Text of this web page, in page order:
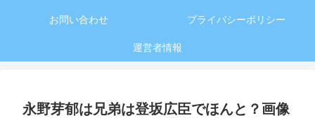
お問い合わせ プライバシーポリシー
運営者情報
永野芽郁は兄弟は登坂広臣でほんと？画像